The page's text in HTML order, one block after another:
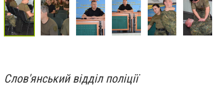
Слов'янський відділ поліції